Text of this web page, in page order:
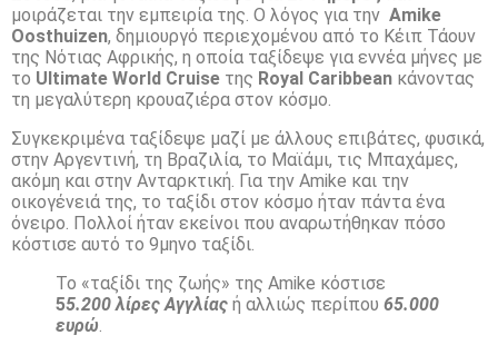
μοιράζεται την εμπειρία της. Ο λόγος για την Amike
Oosthuizen, δημιουργό περιεχομένου από το Κέιπ Τάουν
της Νότιας Αφρικής, η οποία ταξίδεψε για εννέα μήνες με
το Ultimate World Cruise της Royal Caribbean κάνοντας
τη μεγαλύτερη κρουαζιέρα στον κόσμο.
Συγκεκριμένα ταξίδεψε μαζί με άλλους επιβάτες, φυσικά,
στην Αργεντινή, τη Βραζιλία, το Μαϊάμι, τις Μπαχάμες,
ακόμη και στην Ανταρκτική. Για την Amike και την
οικογένειά της, το ταξίδι στον κόσμο ήταν πάντα ένα
όνειρο. Πολλοί ήταν εκείνοι που αναρωτήθηκαν πόσο
κόστισε αυτό το 9μηνο ταξίδι.
Το «ταξίδι της ζωής» της Amike κόστισε
55.200 λίρες Αγγλίας ή αλλιώς περίπου 65.000
ευρώ.